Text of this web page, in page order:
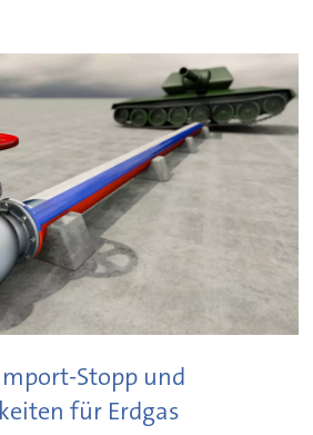
Stopp und
für Erdgas